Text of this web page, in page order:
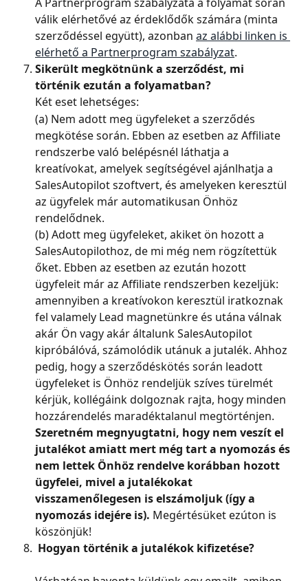
A Partnerprogram szabályzata a folyamat során
válik elérhetővé az érdeklődők számára (minta
szerződéssel együtt), azonban az alábbi linken is
elérhető a Partnerprogram szabályzat.
Sikerült megkötnünk a szerződést, mi
történik ezután a folyamatban?
Két eset lehetséges:
(a) Nem adott meg ügyfeleket a szerződés
megkötése során. Ebben az esetben az Affiliate
rendszerbe való belépésnél láthatja a
kreatívokat, amelyek segítségével ajánlhatja a
SalesAutopilot szoftvert, és amelyeken keresztül
az ügyfelek már automatikusan Önhöz
rendelődnek.
(b) Adott meg ügyfeleket, akiket ön hozott a
SalesAutopilothoz, de mi még nem rögzítettük
őket. Ebben az esetben az ezután hozott
ügyfeleit már az Affiliate rendszerben kezeljük:
amennyiben a kreatívokon keresztül iratkoznak
fel valamely Lead magnetünkre és utána válnak
akár Ön vagy akár általunk SalesAutopilot
kipróbálóvá, számolódik utánuk a jutalék. Ahhoz
pedig, hogy a szerződéskötés során leadott
ügyfeleket is Önhöz rendeljük szíves türelmét
kérjük, kollégáink dolgoznak rajta, hogy minden
hozzárendelés maradéktalanul megtörténjen.
Szeretném megnyugtatni, hogy nem veszít el
jutalékot amiatt mert még tart a nyomozás és
nem lettek Önhöz rendelve korábban hozott
ügyfelei, mivel a jutalékokat
visszamenőlegesen is elszámoljuk (így a
nyomozás idejére is). Megértésüket ezúton is
köszönjük!
Hogyan történik a jutalékok kifizetése?